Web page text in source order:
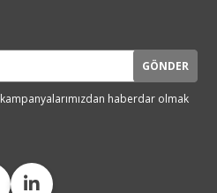
GÖNDER
kampanyalarımızdan haberdar olmak